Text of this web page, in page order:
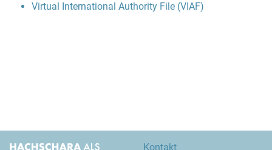
Virtual International Authority File (VIAF)
Kontakt